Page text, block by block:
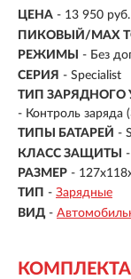
ЦЕНА - 13 950 руб.
ПИКОВЫЙ/MAX
РЕЖИМЫ
- Без
СЕРИЯ - Specialist
ТИП ЗАРЯДНОГО
- Контроль заряда
ТИПЫ БАТАРЕЙ -
КЛАСС ЗАЩИТЫ
РАЗМЕР -
ТИП - Зарядные
ВИД -